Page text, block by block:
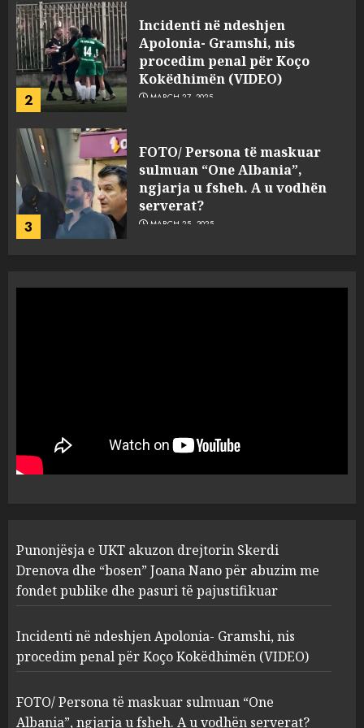
3
FOTO/ Persona të maskuar
sulmuan “One Albania”,
ngjarja u fsheh. A u vodhën
serverat?
MARCH 25, 2025
4
Prokuroria jep pretencën, ja
çfarë dënimi kërkon për
Mariela dhe Antonela
Berishën
MARCH 25, 2025
1
“bosen” Joana Nano për
abuzim me fondet publike dhe
pasuri të pajustifikuar
2
Apolonia- Gramshi, nis
procedim penal për Koço
Kokëdhimën (VIDEO)
MARCH 27, 2025
FOTO/ Persona të maskuar
sulmuan “One Albania”,
ngjarja u fsheh. A u vodhën
serverat?
Punonjësja e UKT akuzon drejtorin Skerdi
Drenova dhe “bosen” Joana Nano për abuzim me
fondet publike dhe pasuri të pajustifikuar
Incidenti në ndeshjen Apolonia- Gramshi, nis
procedim penal për Koço Kokëdhimën (VIDEO)
FOTO/ Persona të maskuar sulmuan “One
Albania”, ngjarja u fsheh. A u vodhën serverat?